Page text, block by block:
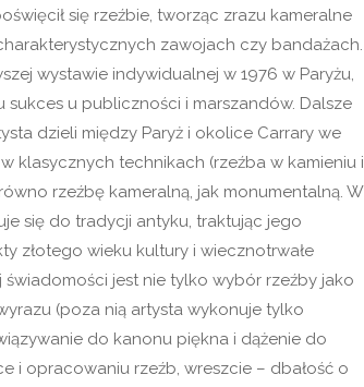
się rzeźbie, tworząc zrazu kameralne
zawojach czy bandażach.
wystawie indywidualnej w 1976 w Paryżu,
sukces u publiczności i marszandów. Dalsze
dzieli między Paryż i okolice Carrary we
klasycznych technikach (rzeźba w kamieniu i
rzeźbę kameralną, jak monumentalną. W
się do tradycji antyku, traktując jego
złotego wieku kultury i wiecznotrwałe
świadomości jest nie tylko wybór rzeźby jako
(poza nią artysta wykonuje tylko
do kanonu piękna i dążenie do
i opracowaniu rzeźb, wreszcie – dbałość o